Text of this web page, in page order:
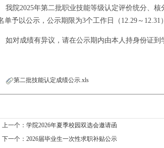
我院2025年第二批职业技能等级认定评价统分、
单予以公示，公示期限为3个工作日（12.29～12.31
如对成绩有异议，请在公示期内由本人持身份证到
第二批技能认定成绩公示.xls
上一个： 学院2026年夏季校园双选会邀请函
下一个： 2026届毕业生一次性求职补贴公示